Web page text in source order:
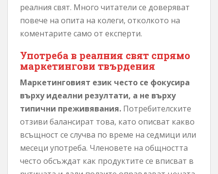
реалния свят. Много читатели се доверяват
повече на опита на колеги, отколкото на
коментарите само от експерти.
Употреба в реалния свят спрямо
маркетингови твърдения
Маркетинговият език често се фокусира
върху идеални резултати, а не върху
типични преживявания. Потребителските
отзиви балансират това, като описват какво
всъщност се случва по време на седмици или
месеци употреба. Членовете на общността
често обсъждат как продуктите се вписват в